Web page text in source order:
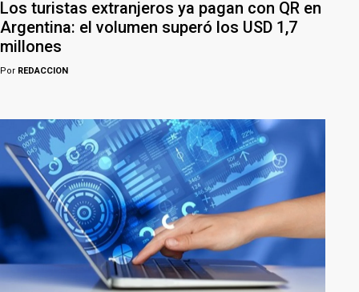
Los turistas extranjeros ya pagan con QR en
Argentina: el volumen superó los USD 1,7
millones
Por REDACCION